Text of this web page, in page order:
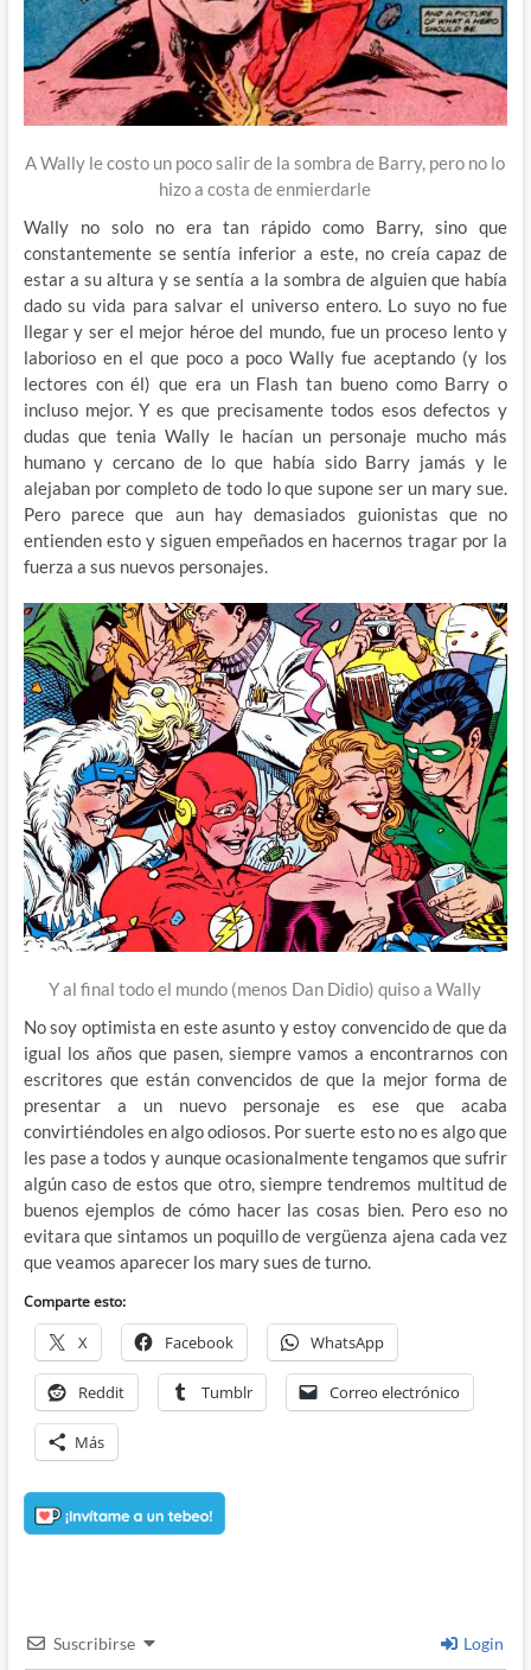
A Wally le costo un poco salir de la sombra de Barry, pero no lo
hizo a costa de enmierdarle
Wally no solo no era tan rápido como Barry, sino que
constantemente se sentía inferior a este, no creía capaz de
estar a su altura y se sentía a la sombra de alguien que había
dado su vida para salvar el universo entero. Lo suyo no fue
llegar y ser el mejor héroe del mundo, fue un proceso lento y
laborioso en el que poco a poco Wally fue aceptando (y los
lectores con él) que era un Flash tan bueno como Barry o
incluso mejor. Y es que precisamente todos esos defectos y
dudas que tenia Wally le hacían un personaje mucho más
humano y cercano de lo que había sido Barry jamás y le
alejaban por completo de todo lo que supone ser un mary sue.
Pero parece que aun hay demasiados guionistas que no
entienden esto y siguen empeñados en hacernos tragar por la
fuerza a sus nuevos personajes.
Y al final todo el mundo (menos Dan Didio) quiso a Wally
No soy optimista en este asunto y estoy convencido de que da
igual los años que pasen, siempre vamos a encontrarnos con
escritores que están convencidos de que la mejor forma de
presentar a un nuevo personaje es ese que acaba
convirtiéndoles en algo odiosos. Por suerte esto no es algo que
les pase a todos y aunque ocasionalmente tengamos que sufrir
algún caso de estos que otro, siempre tendremos multitud de
buenos ejemplos de cómo hacer las cosas bien. Pero eso no
evitara que sintamos un poquillo de vergüenza ajena cada vez
que veamos aparecer los mary sues de turno.
Comparte esto:
X Facebook WhatsApp
Reddit Tumblr Correo electrónico
Más
Suscribirse Login